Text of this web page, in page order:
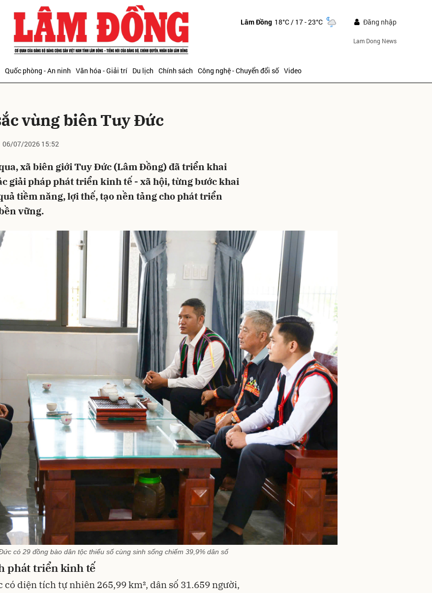
Lâm Đồng 18°C/ 17 - 23°C Đăng nhập
Lam Dong News
Quốc phòng - An ninh Văn hóa - Giải trí Du lịch Chính sách Công nghệ - Chuyển đổi số Video
vùng biên Tuy Đức
06/07/2026 15:52
xã biên giới Tuy Đức (Lâm Đồng) đã triển khai
giải pháp phát triển kinh tế - xã hội, từng bước khai
tiềm năng, lợi thế, tạo nền tảng cho phát triển
vững.
có 29 đồng bào dân tộc thiểu số cùng sinh sống chiếm 39,9% dân số
phát triển kinh tế
có diện tích tự nhiên 265,99 km², dân số 31.659 người,
luận
Hủy Gửi